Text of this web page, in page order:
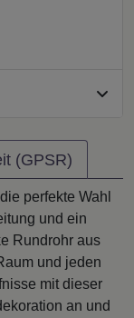
(GPSR)
perfekte Wahl
und ein
Rundrohr aus
und jeden
mit dieser
an und